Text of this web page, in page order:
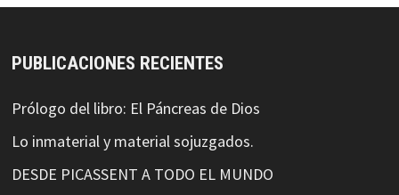
PUBLICACIONES RECIENTES
Prólogo del libro: El Páncreas de Dios
Lo inmaterial y material sojuzgados.
DESDE PICASSENT A TODO EL MUNDO